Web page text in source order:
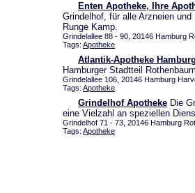
Enten Apotheke, Ihre
Grindelhof, für alle Arzneien
Runge Kamp.
Grindelallee 88 - 90, 20146 Hamburg
Tags: Apotheke
Atlantik-Apotheke
Hamburger Stadtteil
Grindelallee 106, 20146 Hamburg
Tags: Apotheke
Grindelhof Apotheke Die
eine Vielzahl an speziellen
Grindelhof 71 - 73, 20146 Hamburg
Tags: Apotheke